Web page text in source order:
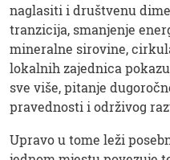
naglasiti i društvenu
tranzicija, smanjenje
mineralne sirovine,
lokalnih zajednica
sve više, pitanje
pravednosti i održivog
Upravo u tome leži